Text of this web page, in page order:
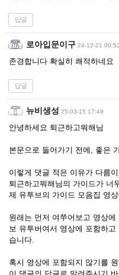
답글
로아입문이구 24-12-21 00:52
존경합니다 확실히 쾌적하네요
답글
뉴비생성 25-03-15 17:49
안녕하세요 퇴근하고뭐해님
본문으로 들어가기 전에, 좋은
이렇게 댓글 적은 이유가 다름
퇴근하고뭐해님의 가이드가 너
제 유투브의 가이드 모음집 영
원래는 먼저 여쭈어보고 영상
보 유투버여서 영상에 포함하
습니다.
혹시 영상에 포함되지 않기를 원